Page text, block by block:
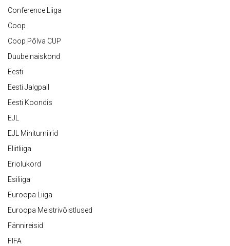
Conference Liiga
Coop
Coop Põlva CUP
Duubelnaiskond
Eesti
Eesti Jalgpall
Eesti Koondis
EJL
EJL Miniturniirid
Eliitliiga
Eriolukord
Esiliiga
Euroopa Liiga
Euroopa Meistrivõistlused
Fännireisid
FIFA